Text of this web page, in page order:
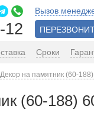
12
Вызов
Сроки
Декор на памятник (60-
(60-188)